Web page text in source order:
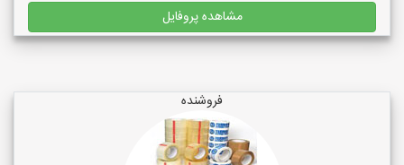
مشاهده پروفایل
فروشنده